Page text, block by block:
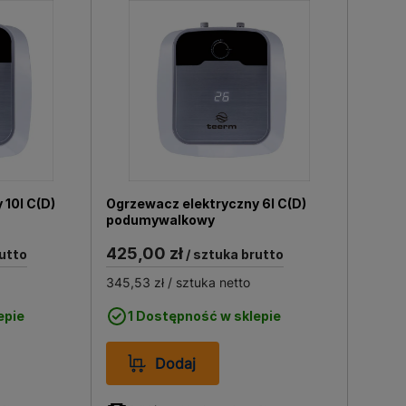
umożliwiając
jest równomierne oraz
obiektach komercyjnych i
ciepłej wody.
technicznych oraz warunków
ciepłej wody, zazwyczaj w
C(D)
Ogrzewacz elektryczny 6l C(D)
podumywalkowy
425,00 zł / sztuka brutto
345,53 zł / sztuka netto
1 Dostępność w sklepie
Dodaj